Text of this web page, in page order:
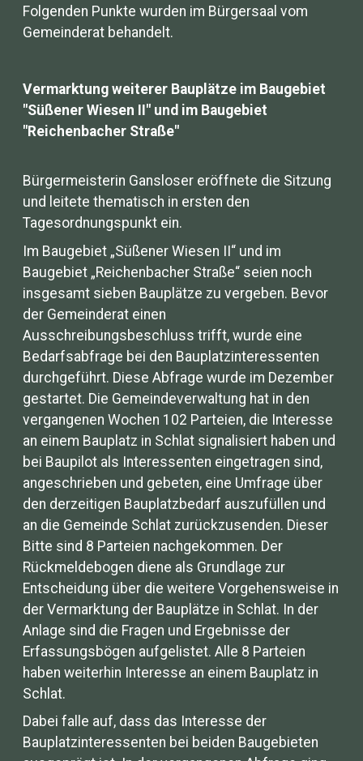
Folgenden Punkte wurden im Bürgersaal vom
Gemeinderat behandelt.
Vermarktung weiterer Bauplätze im Baugebiet
"Süßener Wiesen II" und im Baugebiet
"Reichenbacher Straße"
Bürgermeisterin Gansloser eröffnete die Sitzung
und leitete thematisch in ersten den
Tagesordnungspunkt ein.
Im Baugebiet „Süßener Wiesen II“ und im
Baugebiet „Reichenbacher Straße“ seien noch
insgesamt sieben Bauplätze zu vergeben. Bevor
der Gemeinderat einen
Ausschreibungsbeschluss trifft, wurde eine
Bedarfsabfrage bei den Bauplatzinteressenten
durchgeführt. Diese Abfrage wurde im Dezember
gestartet. Die Gemeindeverwaltung hat in den
vergangenen Wochen 102 Parteien, die Interesse
an einem Bauplatz in Schlat signalisiert haben und
bei Baupilot als Interessenten eingetragen sind,
angeschrieben und gebeten, eine Umfrage über
den derzeitigen Bauplatzbedarf auszufüllen und
an die Gemeinde Schlat zurückzusenden. Dieser
Bitte sind 8 Parteien nachgekommen. Der
Rückmeldebogen diene als Grundlage zur
Entscheidung über die weitere Vorgehensweise in
der Vermarktung der Bauplätze in Schlat. In der
Anlage sind die Fragen und Ergebnisse der
Erfassungsbögen aufgelistet. Alle 8 Parteien
haben weiterhin Interesse an einem Bauplatz in
Schlat.
Dabei falle auf, dass das Interesse der
Bauplatzinteressenten bei beiden Baugebieten